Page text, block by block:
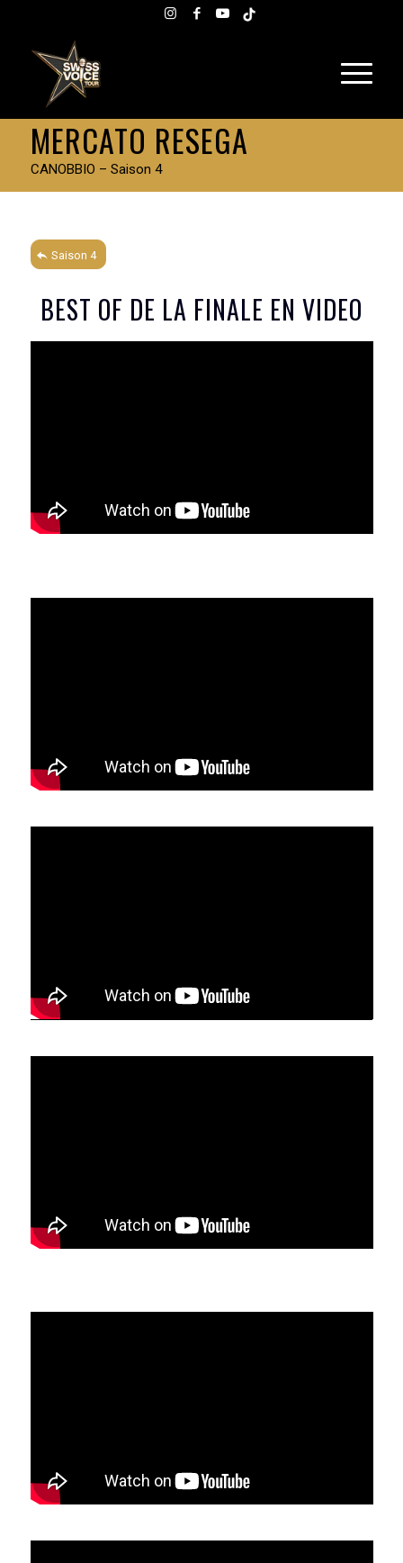
MERCATO RESEGA
CANOBBIO – Saison 4
Saison 4
BEST OF DE LA FINALE EN VIDEO